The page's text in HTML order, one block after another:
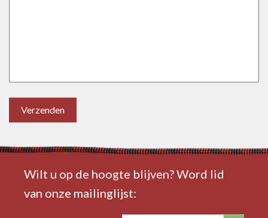
Verzenden
Wilt u op de hoogte blijven? Word lid
van onze mailinglijst: